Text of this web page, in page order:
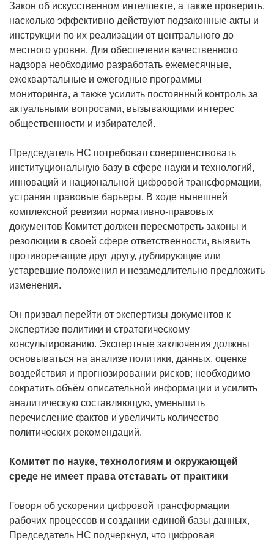
Закон об искусственном интеллекте, а также проверить,
насколько эффективно действуют подзаконные акты и
инструкции по их реализации от центрального до
местного уровня. Для обеспечения качественного
надзора необходимо разработать ежемесячные,
ежеквартальные и ежегодные программы
мониторинга, а также усилить постоянный контроль за
актуальными вопросами, вызывающими интерес
общественности и избирателей.
Председатель НС потребовал совершенствовать
институциональную базу в сфере науки и технологий,
инноваций и национальной цифровой трансформации,
устраняя правовые барьеры. В ходе нынешней
комплексной ревизии нормативно-правовых
документов Комитет должен пересмотреть законы и
резолюции в своей сфере ответственности, выявить
противоречащие друг другу, дублирующие или
устаревшие положения и незамедлительно предложить
изменения.
Он призвал перейти от экспертизы документов к
экспертизе политики и стратегическому
консультированию. Экспертные заключения должны
основываться на анализе политики, данных, оценке
воздействия и прогнозировании рисков; необходимо
сократить объём описательной информации и усилить
аналитическую составляющую, уменьшить
перечисление фактов и увеличить количество
политических рекомендаций.
Комитет по науке, технологиям и окружающей
среде не имеет права отставать от практики
Говоря об ускорении цифровой трансформации
рабочих процессов и создании единой базы данных,
Председатель НС подчеркнул, что цифровая